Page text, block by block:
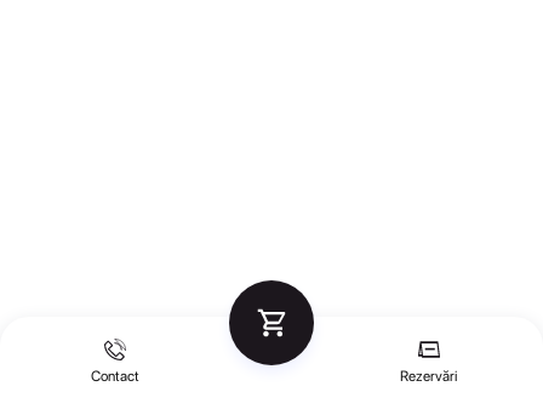
Contact Rezervări